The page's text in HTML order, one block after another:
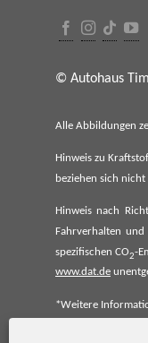
© Autohaus
Alle Abbildungen
Hinweis zu
beziehen sich
Hinweis nach
Fahrverhalten
spezifischen CO2-
www.dat.de
*Weitere